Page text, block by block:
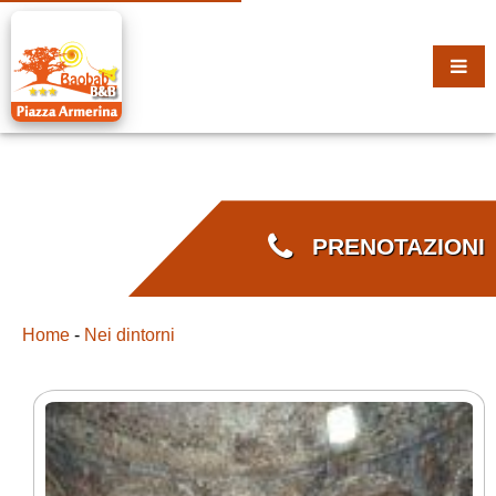
PRENOTAZIONI
Home - Nei dintorni